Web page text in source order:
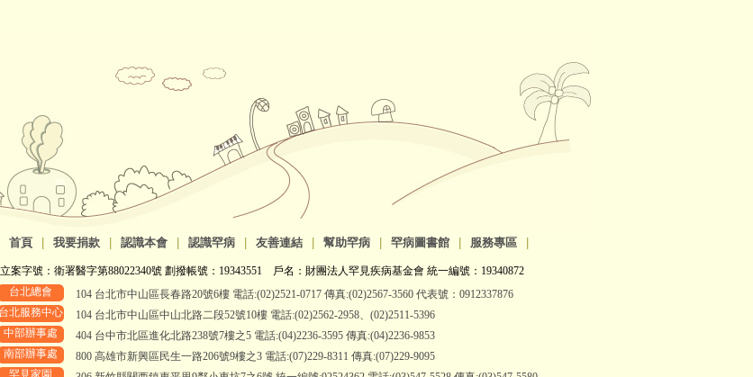
首頁 我要捐款 認識本會 認識罕病 友善連結 幫助罕病 罕病圖書館 服務專區
立案字號：衛署醫字第88022340號 劃撥帳號：19343551 戶名：財團法人罕見疾病基金會 統一編號：19340872
台北總會
104 台北市中山區長春路20號6樓 電話:(02)2521-0717 傳真:(02)2567-3560 代表號：0912337876
台北服務中心
104 台北市中山區中山北路二段52號10樓 電話:(02)2562-2958、(02)2511-5396
中部辦事處
404 台中市北區進化北路238號7樓之5 電話:(04)2236-3595 傳真:(04)2236-9853
南部辦事處
800 高雄市新興區民生一路206號9樓之3 電話:(07)229-8311 傳真:(07)229-9095
罕見家園